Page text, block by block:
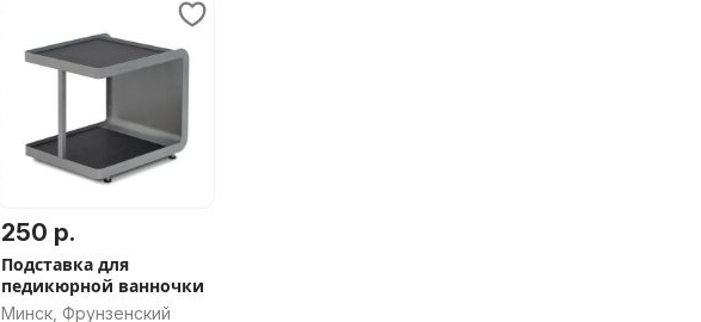
250 р.
Подставка для
педикюрной ванночки
Минск, Фрунзенский